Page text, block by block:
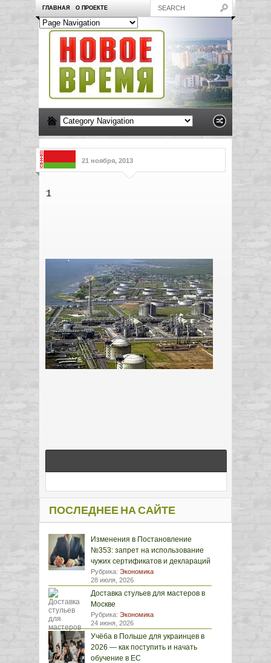
ГЛАВНАЯ О ПРОЕКТЕ
21 ноября, 2013
1
ПОСЛЕДНЕЕ НА САЙТЕ
Изменения в Постановление
№353: запрет на использование
чужих сертификатов и деклараций
Рубрика: Экономика
28 июля, 2026
Доставка стульев для мастеров в
Москве
Рубрика: Экономика
24 июня, 2026
Учёба в Польше для украинцев в
2026 — как поступить и начать
обучение в ЕС